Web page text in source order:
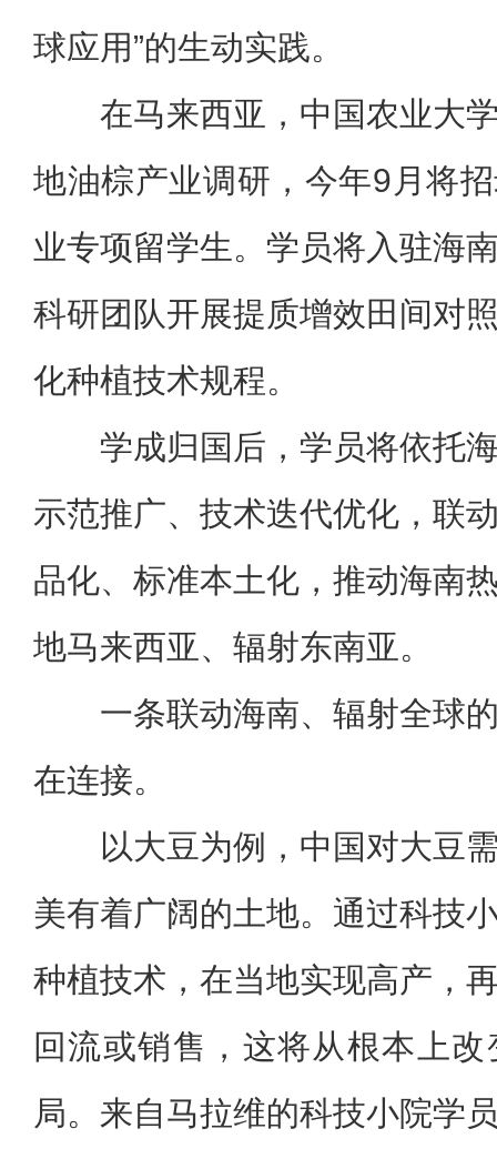
球应用”的生动实践。
在马来西亚，中国农业大
地油棕产业调研，今年9月将
业专项留学生。学员将入驻海
科研团队开展提质增效田间对
化种植技术规程。
学成归国后，学员将依托
示范推广、技术迭代优化，联
品化、标准本土化，推动海南
地马来西亚、辐射东南亚。
一条联动海南、辐射全球
在连接。
以大豆为例，中国对大豆
美有着广阔的土地。通过科技
种植技术，在当地实现高产，
回流或销售，这将从根本上
局。来自马拉维的科技小院学